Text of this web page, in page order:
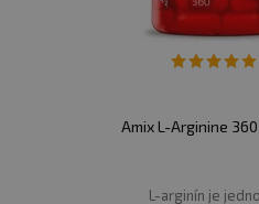
Amix L-Arginine
L-arginín je